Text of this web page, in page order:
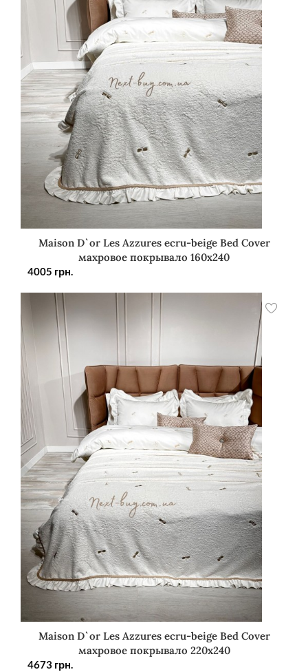
Maison D`or Les Azzures ecru-beige Bed Cover
махровое покрывало 160х240
4005 грн.
Maison D`or Les Azzures ecru-beige Bed Cover
махровое покрывало 220х240
4673 грн.